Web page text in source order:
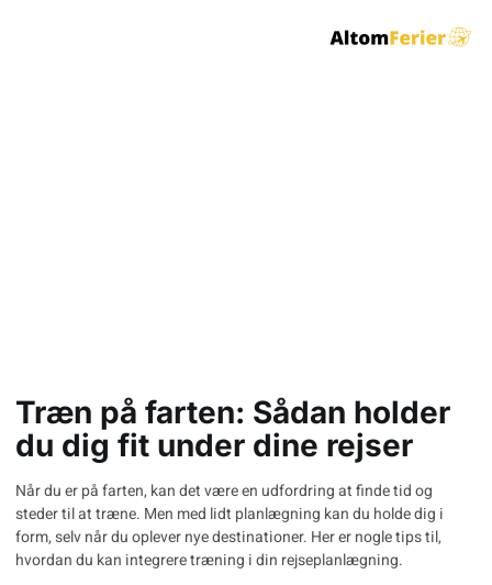
Træn på farten: Sådan holder
du dig fit under dine rejser
Når du er på farten, kan det være en udfordring at finde tid og
steder til at træne. Men med lidt planlægning kan du holde dig i
form, selv når du oplever nye destinationer. Her er nogle tips til,
hvordan du kan integrere træning i din rejseplanlægning.